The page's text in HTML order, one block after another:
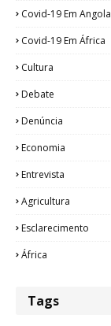
Covid-19 Em Angola
Covid-19 Em África
Cultura
Debate
Denúncia
Economia
Entrevista
Agricultura
Esclarecimento
África
Tags